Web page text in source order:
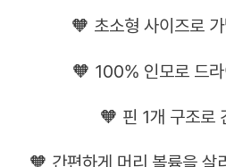
🧡 초소형 사이즈로
🧡 100% 인모로 드
🧡 핀 1개 구조로
🧡 간편하게 머리 볼륨을 살